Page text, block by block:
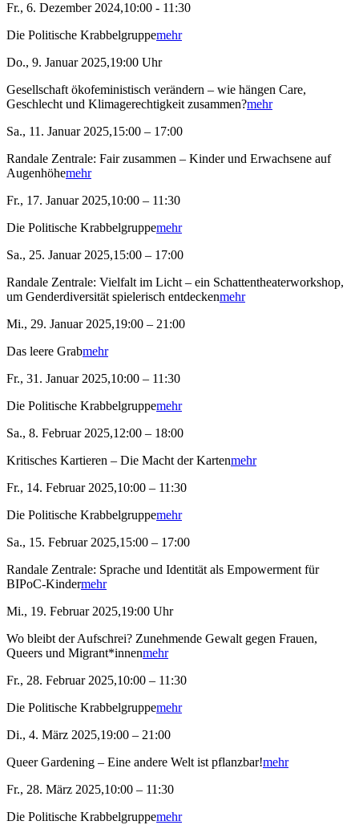
Fr., 6. Dezember 2024,10:00 - 11:30
Die Politische Krabbelgruppemehr
Do., 9. Januar 2025,19:00 Uhr
Gesellschaft ökofeministisch verändern – wie hängen Care,
Geschlecht und Klimagerechtigkeit zusammen?mehr
Sa., 11. Januar 2025,15:00 – 17:00
Randale Zentrale: Fair zusammen – Kinder und Erwachsene auf
Augenhöhemehr
Fr., 17. Januar 2025,10:00 – 11:30
Die Politische Krabbelgruppemehr
Sa., 25. Januar 2025,15:00 – 17:00
Randale Zentrale: Vielfalt im Licht – ein Schattentheaterworkshop,
um Genderdiversität spielerisch entdeckenmehr
Mi., 29. Januar 2025,19:00 – 21:00
Das leere Grabmehr
Fr., 31. Januar 2025,10:00 – 11:30
Die Politische Krabbelgruppemehr
Sa., 8. Februar 2025,12:00 – 18:00
Kritisches Kartieren – Die Macht der Kartenmehr
Fr., 14. Februar 2025,10:00 – 11:30
Die Politische Krabbelgruppemehr
Sa., 15. Februar 2025,15:00 – 17:00
Randale Zentrale: Sprache und Identität als Empowerment für
BIPoC-Kindermehr
Mi., 19. Februar 2025,19:00 Uhr
Wo bleibt der Aufschrei? Zunehmende Gewalt gegen Frauen,
Queers und Migrant*innenmehr
Fr., 28. Februar 2025,10:00 – 11:30
Die Politische Krabbelgruppemehr
Di., 4. März 2025,19:00 – 21:00
Queer Gardening – Eine andere Welt ist pflanzbar!mehr
Fr., 28. März 2025,10:00 – 11:30
Die Politische Krabbelgruppemehr